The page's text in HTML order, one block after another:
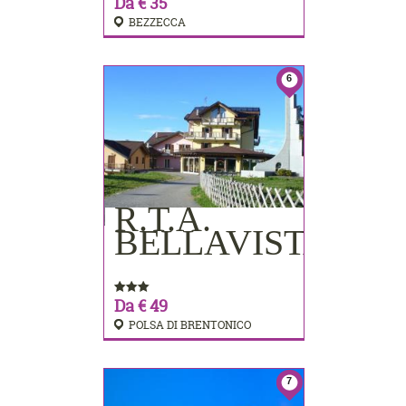
BEZZECCA
6
R.T.A.
BELLAVISTA
Da € 49
POLSA DI BRENTONICO
PRENOTA
7